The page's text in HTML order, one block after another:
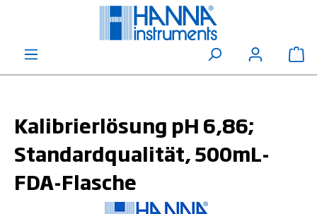
Kalibrierlösung pH 6,86;
Standardqualität, 500mL-
FDA-Flasche